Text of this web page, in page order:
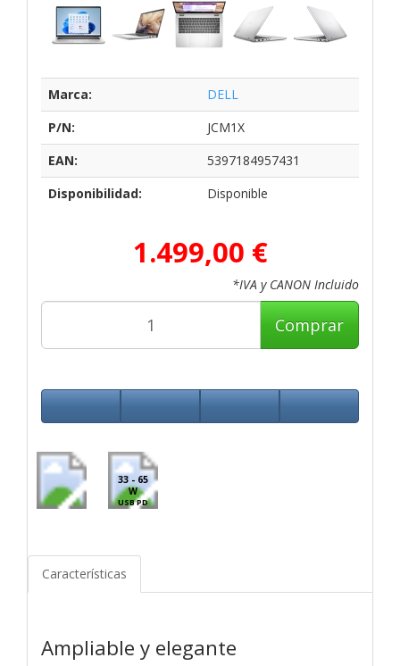
Marca:
DELL
P/N:
JCM1X
EAN:
5397184957431
Disponibilidad:
Disponible
1.499,00 €
*IVA y CANON Incluido
Comprar
33 - 65
W
USB PD
Características
Ampliable y elegante